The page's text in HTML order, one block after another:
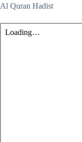
Al Quran Hadist